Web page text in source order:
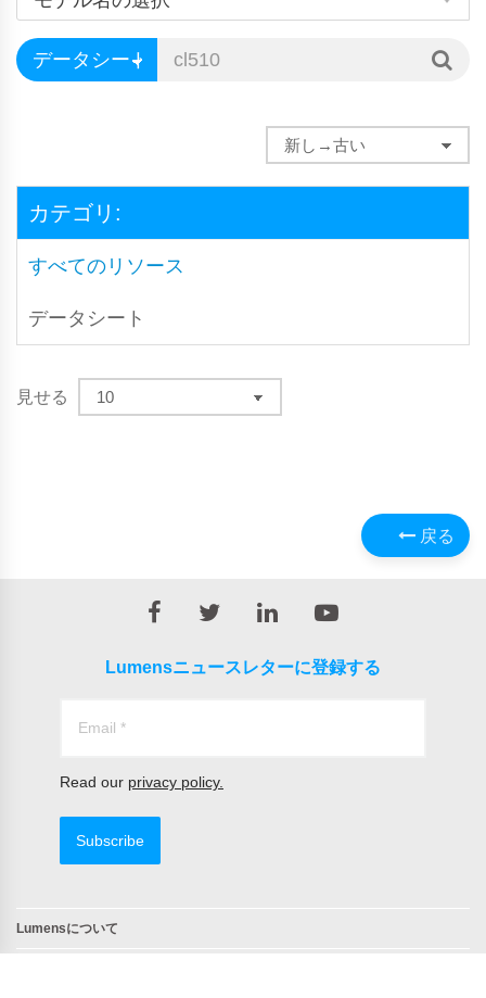
カテゴリ:
すべてのリソース
データシート
見せる
戻る
Lumensニュースレターに登録する
Read our privacy policy.
Subscribe
Lumensについて